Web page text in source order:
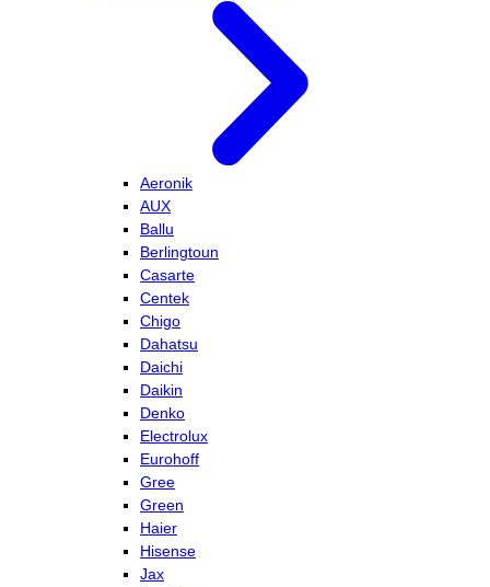
Aeronik
AUX
Ballu
Berlingtoun
Casarte
Centek
Chigo
Dahatsu
Daichi
Daikin
Denko
Electrolux
Eurohoff
Gree
Green
Haier
Hisense
Jax